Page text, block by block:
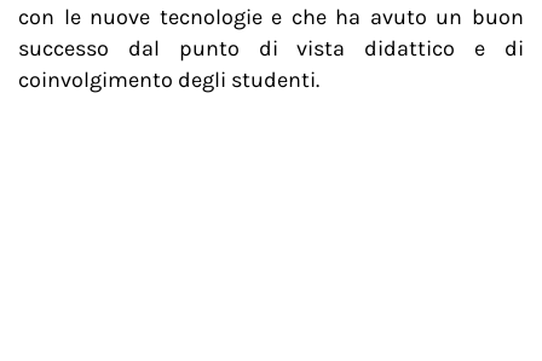
con le nuove tecnologie e che ha avuto un buon
successo dal punto di vista didattico e di
coinvolgimento degli studenti.